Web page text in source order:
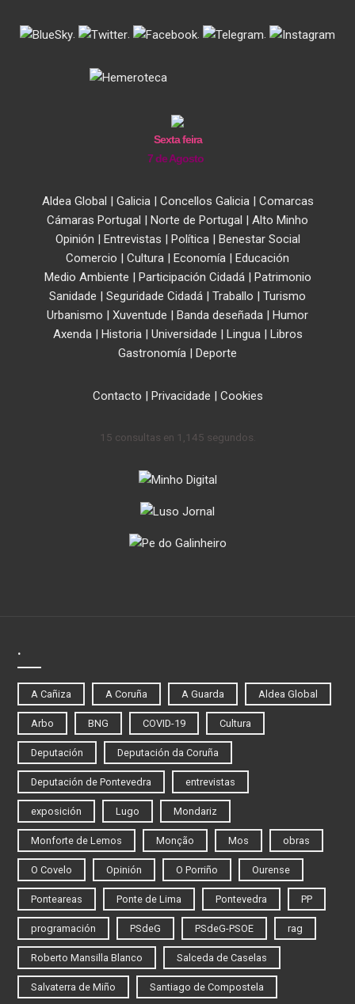
. . . .
Sexta feira
7 de Agosto
Aldea Global | Galicia| Concellos Galicia| Comarcas
Cámaras Portugal | Norte de Portugal | Alto Minho
Opinión | Entrevistas | Política| Benestar Social
Comercio | Cultura | Economía | Educación
Medio Ambiente | Participación Cidadá| Patrimonio
Sanidade | Seguridade Cidadá | Traballo | Turismo
Urbanismo | Xuventude | Banda deseñada | Humor
Axenda| Historia| Universidade | Lingua| Libros
Gastronomía | Deporte
Contacto | Privacidade | Cookies
15 consultas en 1,145 segundos.
.
A Cañiza A Coruña A Guarda Aldea Global
Arbo BNG COVID-19 Cultura
Deputación Deputación da Coruña
Deputación de Pontevedra entrevistas
exposición Lugo Mondariz
Monforte de Lemos Monção Mos obras
O Covelo Opinión O Porriño Ourense
Ponteareas Ponte de Lima Pontevedra PP
programación PSdeG PSdeG-PSOE rag
Roberto Mansilla Blanco Salceda de Caselas
Salvaterra de Miño Santiago de Compostela